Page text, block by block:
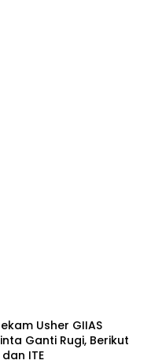
Usher GIIAS
Ganti Rugi, Berikut
ITE